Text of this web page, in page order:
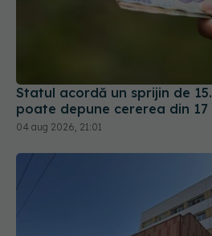
Statul acordă un sprijin de
poate depune cererea din 17
04 aug 2026, 21:01